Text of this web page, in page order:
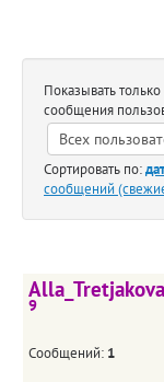
Показывать
сообщения
Сортировать по:
сообщений
Alla_Tretjakova
9
Сообщений: 1